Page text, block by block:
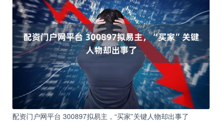
配资门户网平台 300897拟易主，“买家”关键人物却出事了